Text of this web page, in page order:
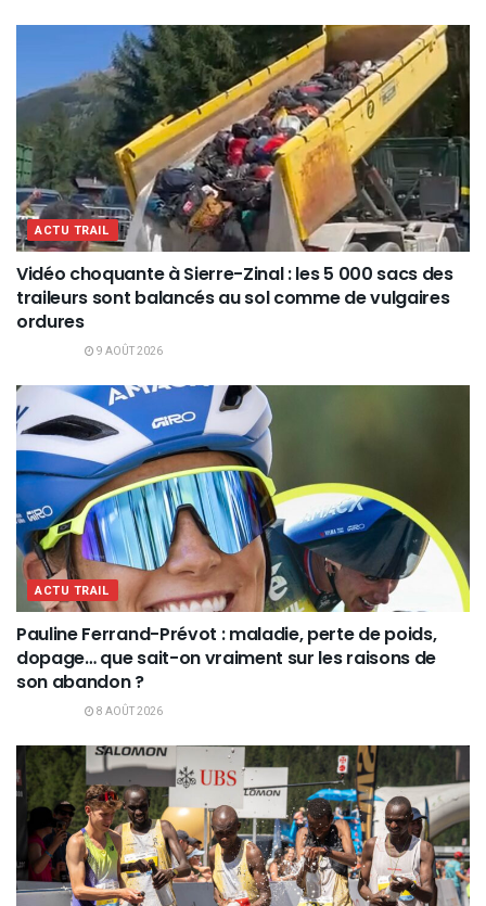
ACTU TRAIL
Vidéo choquante à Sierre-Zinal : les 5 000 sacs des
traileurs sont balancés au sol comme de vulgaires
ordures
9 AOÛT 2026
ACTU TRAIL
Pauline Ferrand-Prévot : maladie, perte de poids,
dopage… que sait-on vraiment sur les raisons de
son abandon ?
8 AOÛT 2026